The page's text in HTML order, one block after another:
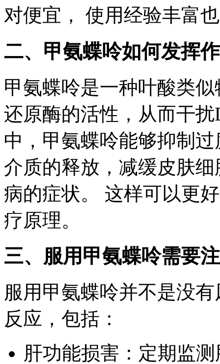
对便宜， 使用经验丰富
二、甲氨蝶呤如何发挥
甲氨蝶呤是一种叶酸类
还原酶的活性，从而干
中，甲氨蝶呤能够抑制
介质的释放，减缓皮肤
病的症状。 这样可以更
疗原理。
三、服用甲氨蝶呤需要
服用甲氨蝶呤并不是没
反应，包括：
肝功能损害：定期监